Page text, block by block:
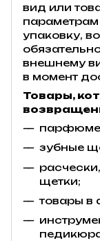
вид или
параметрам
упаковку,
внешнему
в момент
Товары,
зубные
щетки;
товары в